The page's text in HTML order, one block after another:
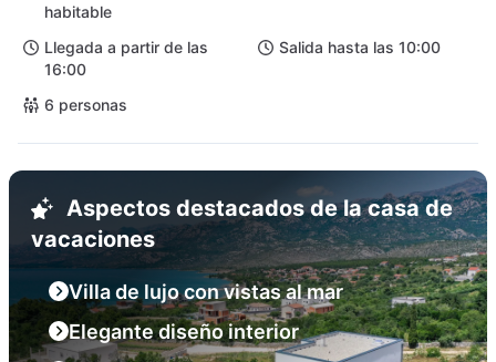
habitable
Llegada a partir de las
16:00
Salida hasta las 10:00
6 personas
Aspectos destacados de la casa de
vacaciones
Villa de lujo con vistas al mar
Elegante diseño interior